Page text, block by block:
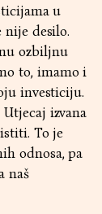
u
nije desilo.
ozbiljnu
to, imamo i
investiciju.
izvana
To je
odnosa, pa
naš